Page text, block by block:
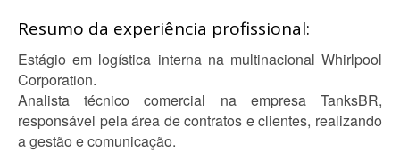
Resumo da experiência profissional:
Estágio em logística interna na multinacional Whirlpool
Corporation.
Analista técnico comercial na empresa TanksBR,
responsável pela área de contratos e clientes, realizando
a gestão e comunicação.